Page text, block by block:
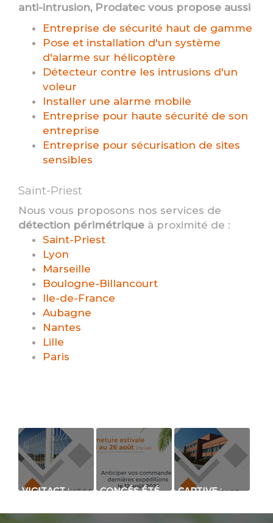
anti-intrusion, Prodatec vous propose aussi
Entreprise de sécurité haut de gamme
Pose et installation d'un système
d'alarme sur hélicoptère
Détecteur contre les intrusions d'un
voleur
Installer une alarme mobile
Entreprise pour haute sécurité de son
entreprise
Entreprise pour sécurisation de sites
sensibles
Saint-Priest
Nous vous proposons nos services de
détection périmétrique à proximité de :
Saint-Priest
Lyon
Marseille
Boulogne-Billancourt
Ile-de-France
Aubagne
Nantes
Lille
Paris
VIGITACT :
CONGÉS ÉTÉ
CAPTIVE :